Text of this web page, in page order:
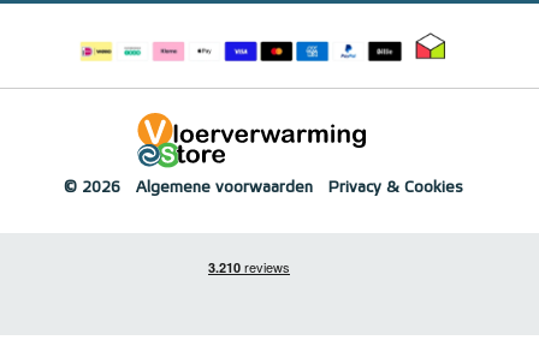
© 2026 Algemene voorwaarden Privacy & Cookies